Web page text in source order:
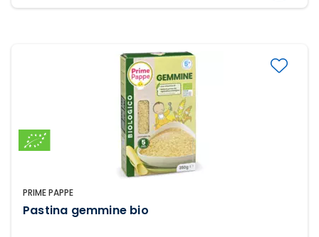
PRIME PAPPE
Pastina gemmine bio